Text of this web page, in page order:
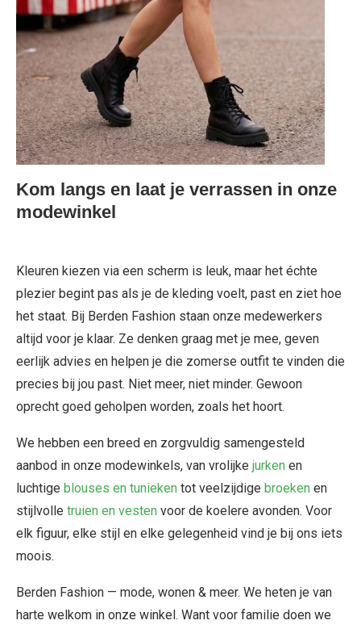
Kom langs en laat je verrassen in onze
modewinkel
Kleuren kiezen via een scherm is leuk, maar het échte
plezier begint pas als je de kleding voelt, past en ziet hoe
het staat. Bij Berden Fashion staan onze medewerkers
altijd voor je klaar. Ze denken graag met je mee, geven
eerlijk advies en helpen je die zomerse outfit te vinden die
precies bij jou past. Niet meer, niet minder. Gewoon
oprecht goed geholpen worden, zoals het hoort.
We hebben een breed en zorgvuldig samengesteld
aanbod in onze modewinkels, van vrolijke jurken en
luchtige blouses en tunieken tot veelzijdige broeken en
stijlvolle truien en vesten voor de koelere avonden. Voor
elk figuur, elke stijl en elke gelegenheid vind je bij ons iets
moois.
Berden Fashion — mode, wonen & meer. We heten je van
harte welkom in onze winkel. Want voor familie doen we